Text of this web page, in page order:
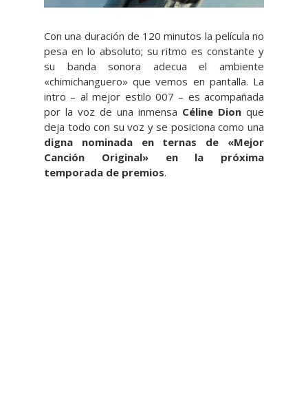
Con una duración de 120 minutos la película no
pesa en lo absoluto; su ritmo es constante y
su banda sonora adecua el ambiente
«chimichanguero» que vemos en pantalla. La
intro – al mejor estilo 007 – es acompañada
por la voz de una inmensa Céline Dion que
deja todo con su voz y se posiciona como una
digna nominada en ternas de «Mejor
Canción Original» en la próxima
temporada de premios.